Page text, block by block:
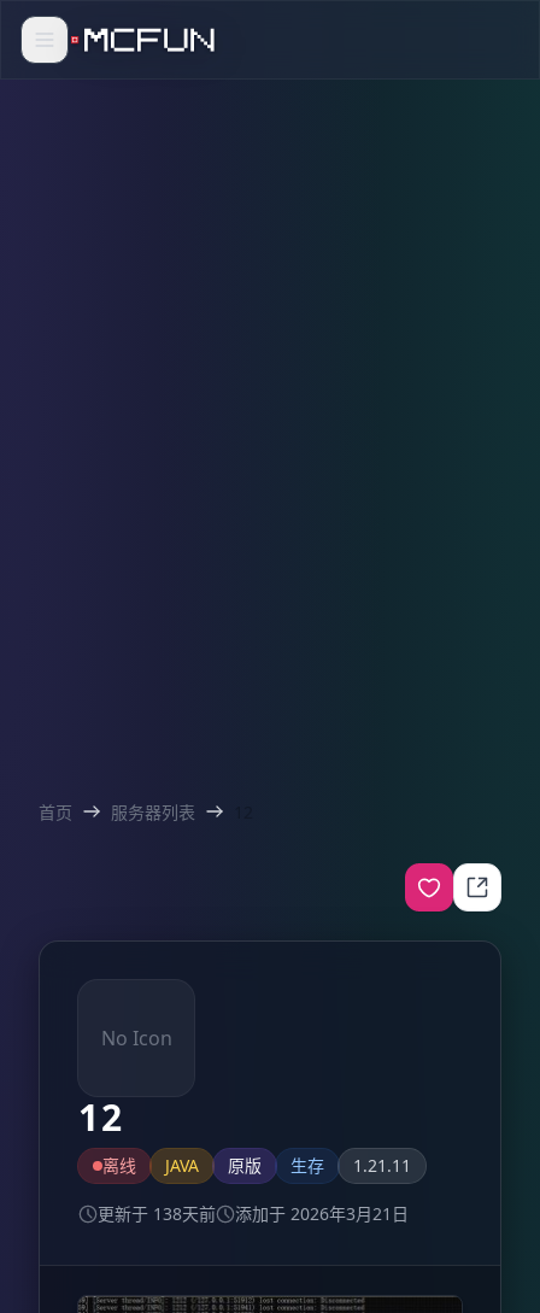
首页 服务器列表
No Icon
12
离线 JAVA 原版 生存 1.21.11
更新于 138天前 添加于 2026年3月21日